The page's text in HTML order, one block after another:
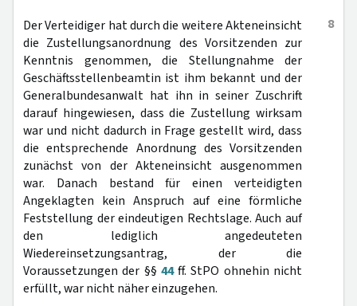
8
Der Verteidiger hat durch die weitere Akteneinsicht
die Zustellungsanordnung des Vorsitzenden zur
Kenntnis genommen, die Stellungnahme der
Geschäftsstellenbeamtin ist ihm bekannt und der
Generalbundesanwalt hat ihn in seiner Zuschrift
darauf hingewiesen, dass die Zustellung wirksam
war und nicht dadurch in Frage gestellt wird, dass
die entsprechende Anordnung des Vorsitzenden
zunächst von der Akteneinsicht ausgenommen
war. Danach bestand für einen verteidigten
Angeklagten kein Anspruch auf eine förmliche
Feststellung der eindeutigen Rechtslage. Auch auf
den lediglich angedeuteten
Wiedereinsetzungsantrag, der die
Voraussetzungen der §§ 44ff. StPO ohnehin nicht
erfüllt, war nicht näher einzugehen.